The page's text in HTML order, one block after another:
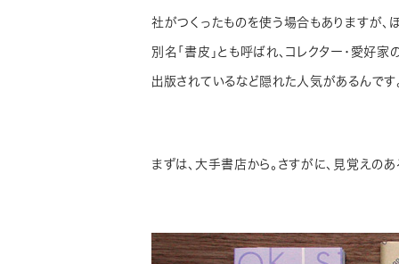
社がつくったものを使う場合もありますが、
別名「書皮」とも呼ばれ、コレクター・愛好家
出版されているなど隠れた人気があるんです
まずは、大手書店から。さすがに、見覚えの